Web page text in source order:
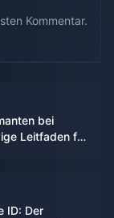
Kommentar.
bei
Leitfaden für
ID: Der